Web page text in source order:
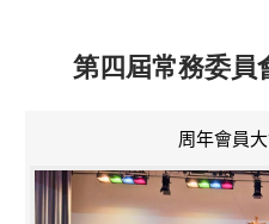
第四屆常務委
周年會員